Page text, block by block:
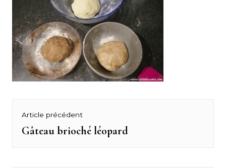
Navigation
de
Article précédent
Previous
Gâteau brioché léopard